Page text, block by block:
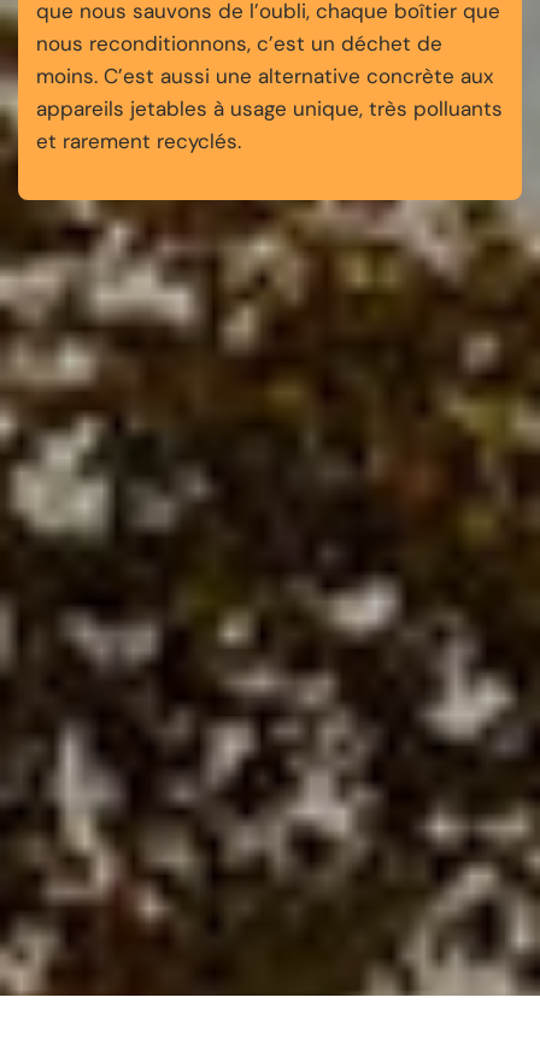
que nous sauvons de l’oubli, chaque boîtier que
nous reconditionnons, c’est un déchet de
moins. C’est aussi une alternative concrète aux
appareils jetables à usage unique, très polluants
et rarement recyclés.